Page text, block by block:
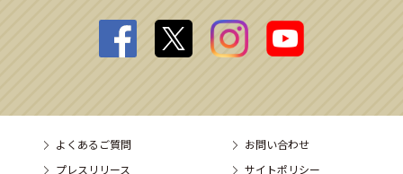
よくあるご質問
お問い合わせ
プレスリリース
サイトポリシー